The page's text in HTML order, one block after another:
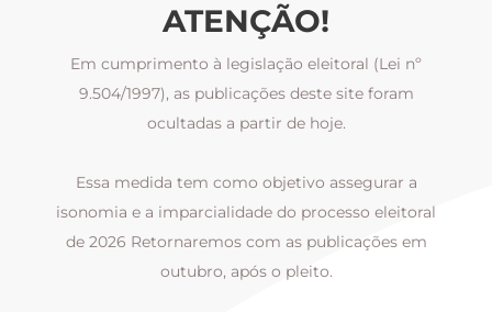
ATENÇÃO!
Em cumprimento à legislação eleitoral (Lei nº
9.504/1997), as publicações deste site foram
ocultadas a partir de hoje.
Essa medida tem como objetivo assegurar a
isonomia e a imparcialidade do processo eleitoral
de 2026 Retornaremos com as publicações em
outubro, após o pleito.